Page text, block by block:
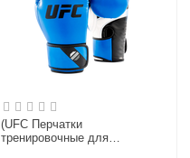
(UFC Перчатки
тренировочные для